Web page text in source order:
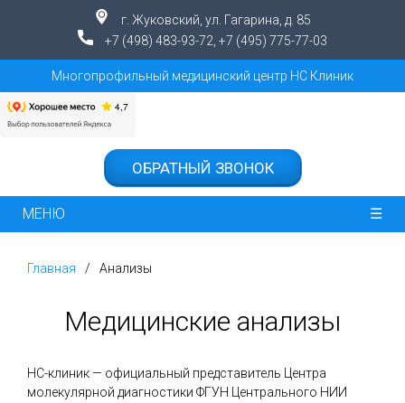
г. Жуковский, ул. Гагарина, д. 85
+7 (498) 483-93-72 +7 (495) 775-77-03
Многопрофильный медицинский центр НС Клиник
ОБРАТНЫЙ ЗВОНОК
МЕНЮ ☰
Главная Анализы
Медицинские анализы
НС-клиник — официальный представитель Центра
молекулярной диагностики ФГУН Центрального НИИ